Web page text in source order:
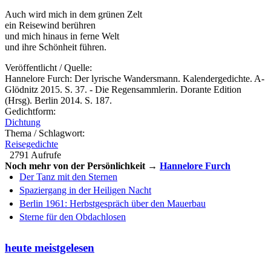
Auch wird mich in dem grünen Zelt
ein Reisewind berühren
und mich hinaus in ferne Welt
und ihre Schönheit führen.
Veröffentlicht / Quelle:
Hannelore Furch: Der lyrische Wandersmann. Kalendergedichte. A-
Glödnitz 2015. S. 37. - Die Regensammlerin. Dorante Edition
(Hrsg). Berlin 2014. S. 187.
Gedichtform:
Dichtung
Thema / Schlagwort:
Reisegedichte
2791 Aufrufe
Noch mehr von der Persönlichkeit → Hannelore Furch
Der Tanz mit den Sternen
Spaziergang in der Heiligen Nacht
Berlin 1961: Herbstgespräch über den Mauerbau
Sterne für den Obdachlosen
heute meistgelesen